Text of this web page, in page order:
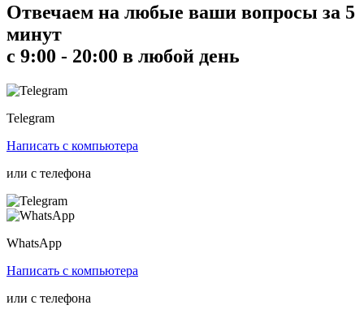
Отвечаем на любые ваши вопросы за 5
минут
с 9:00 - 20:00 в любой день
Telegram
Написать с компьютера
или с телефона
WhatsApp
Написать с компьютера
или с телефона